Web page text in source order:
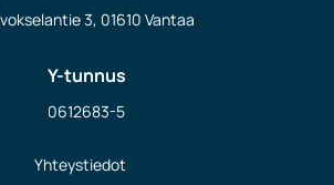
3, 01610 Vantaa
Y-tunnus
0612683-5
Yhteystiedot